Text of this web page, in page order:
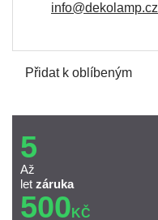
info@dekolamp.cz
Přidat k oblíbeným
5
Až
let záruka
500 KČ